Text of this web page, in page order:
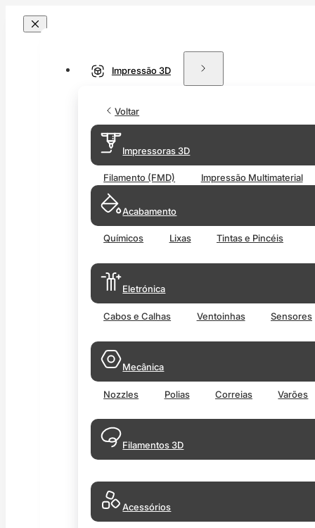
Impressão 3D
Voltar
Impressoras 3D
Filamento (FMD) Impressão Multimaterial
Acabamento
Químicos Lixas Tintas e Pincéis
Eletrónica
Cabos e Calhas Ventoinhas Sensores
Mecânica
Nozzles Polias Correias Varões
Filamentos 3D
Acessórios